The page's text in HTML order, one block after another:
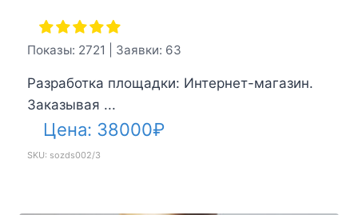
Показы: 2721 | Заявки: 63
Разработка площадки: Интернет-магазин.
Заказывая ...
Цена: 38000₽
SKU: sozds002/3